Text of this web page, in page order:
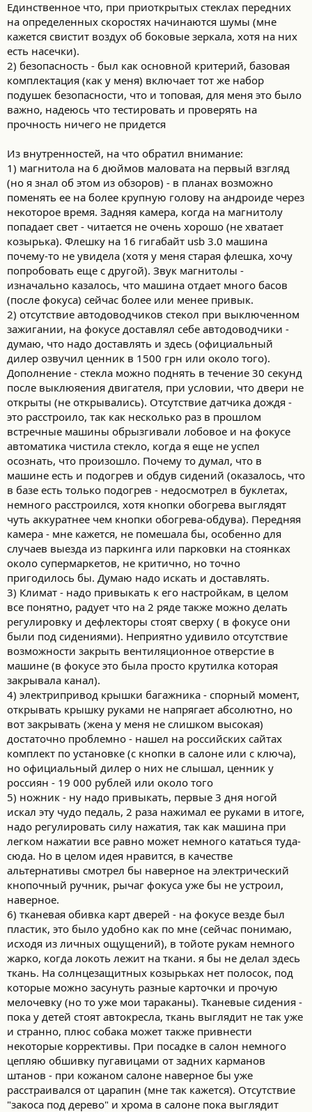
Единственное что, при приоткрытых стеклах передних
на определенных скоростях начинаются шумы (мне
кажется свистит воздух об боковые зеркала, хотя на них
есть насечки).
2) безопасность - был как основной критерий, базовая
комплектация (как у меня) включает тот же набор
подушек безопасности, что и топовая, для меня это было
важно, надеюсь что тестировать и проверять на
прочность ничего не придется
Из внутренностей, на что обратил внимание:
1) магнитола на 6 дюймов маловата на первый взгляд
(но я знал об этом из обзоров) - в планах возможно
поменять ее на более крупную голову на андроиде через
некоторое время. Задняя камера, когда на магнитолу
попадает свет - читается не очень хорошо (не хватает
козырька). Флешку на 16 гигабайт usb 3.0 машина
почему-то не увидела (хотя у меня старая флешка, хочу
попробовать еще с другой). Звук магнитолы -
изначально казалось, что машина отдает много басов
(после фокуса) сейчас более или менее привык.
2) отсутствие автодоводчиков стекол при выключенном
зажигании, на фокусе доставлял себе автодоводчики -
думаю, что надо доставлять и здесь (официальный
дилер озвучил ценник в 1500 грн или около того).
Дополнение - стекла можно поднять в течение 30 секунд
после выклюяения двигателя, при условии, что двери не
открыты (не открывались). Отсутствие датчика дождя -
это расстроило, так как несколько раз в прошлом
встречные машины обрызгивали лобовое и на фокусе
автоматика чистила стекло, когда я еще не успел
осознать, что произошло. Почему то думал, что в
машине есть и подогрев и обдув сидений (оказалось, что
в базе есть только подогрев - недосмотрел в буклетах,
немного расстроился, хотя кнопки обогрева выглядят
чуть аккуратнее чем кнопки обогрева-обдува). Передняя
камера - мне кажется, не помешала бы, особенно для
случаев выезда из паркинга или парковки на стоянках
около супермаркетов, не критично, но точно
пригодилось бы. Думаю надо искать и доставлять.
3) Климат - надо привыкать к его настройкам, в целом
все понятно, радует что на 2 ряде также можно делать
регулировку и дефлекторы стоят сверху ( в фокусе они
были под сидениями). Неприятно удивило отсутствие
возможности закрыть вентиляционное отверстие в
машине (в фокусе это была просто крутилка которая
закрывала канал).
4) электрипривод крышки багажника - спорный момент,
открывать крышку руками не напрягает абсолютно, но
вот закрывать (жена у меня не слишком высокая)
достаточно проблемно - нашел на российских сайтах
комплект по установке (с кнопки в салоне или с ключа),
но официальный дилер о них не слышал, ценник у
россиян - 19 000 рублей или около того
5) ножник - ну надо привыкать, первые 3 дня ногой
искал эту чудо педаль, 2 раза нажимал ее руками в итоге,
надо регулировать силу нажатия, так как машина при
легком нажатии все равно может немного кататься туда-
сюда. Но в целом идея нравится, в качестве
альтернативы смотрел бы наверное на электрический
кнопочный ручник, рычаг фокуса уже бы не устроил,
наверное.
6) тканевая обивка карт дверей - на фокусе везде был
пластик, это было удобно как по мне (сейчас понимаю,
исходя из личных ощущений), в тойоте рукам немного
жарко, когда локоть лежит на ткани. я бы не делал здесь
ткань. На солнцезащитных козырьках нет полосок, под
которые можно засунуть разные карточки и прочую
мелочевку (но то уже мои тараканы). Тканевые сидения -
пока у детей стоят автокресла, ткань выглядит не так уже
и странно, плюс собака может также привнести
некоторые коррективы. При посадке в салон немного
цепляю обшивку пугавицами от задних карманов
штанов - при кожаном салоне наверное бы уже
расстраивался от царапин (мне так кажется). Отсутствие
"закоса под дерево" и хрома в салоне пока выглядит